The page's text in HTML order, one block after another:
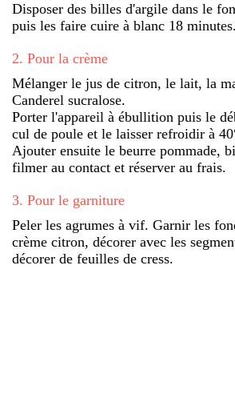
Disposer des billes d'argile dans le
puis les faire cuire à blanc 18 minutes.
2. Pour la crème
Mélanger le jus de citron, le lait, la
Canderel sucralose.
Porter l'appareil à ébullition puis le
cul de poule et le laisser refroidir à
Ajouter ensuite le beurre pommade,
filmer au contact et réserver au frais.
3. Pour le garniture
Peler les agrumes à vif. Garnir les
crème citron, décorer avec les
décorer de feuilles de cress.